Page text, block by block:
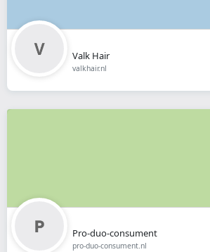
Valk Hair
valkhair.nl
Pro-duo-consument
pro-duo-consument.nl